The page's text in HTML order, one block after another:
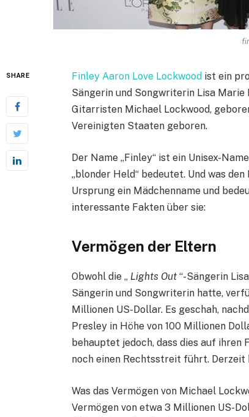
SHARE Finley Aaron Love Lockwood ist ein
Sängerin und Songwriterin Lisa Marie
Gitarristen Michael Lockwood,
Vereinigten Staaten geboren.
Der Name „Finley“ ist ein Unisex-
„blonder Held“ bedeutet. Und was
Ursprung ein Mädchenname und
interessante Fakten über sie:
Vermögen der Eltern
Obwohl die „ Lights Out “-Sängerin
Sängerin und Songwriterin hatte,
Millionen US-Dollar. Es geschah,
Presley in Höhe von 100 Millionen
behauptet jedoch, dass dies auf
noch einen Rechtsstreit führt. Derzeit
Was das Vermögen von Michael
Vermögen von etwa 3 Millionen US-